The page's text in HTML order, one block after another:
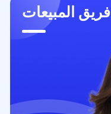
فريق المبيعات